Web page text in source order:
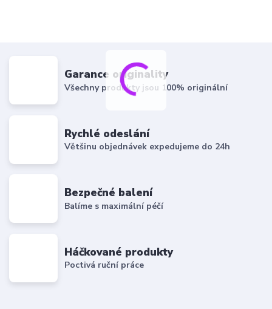
Garance originality
Všechny produkty jsou 100% originální
Rychlé odeslání
Většinu objednávek expedujeme do 24h
Bezpečné balení
Balíme s maximální péčí
Háčkované produkty
Poctivá ruční práce